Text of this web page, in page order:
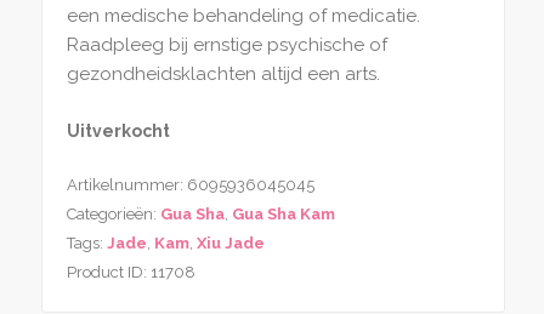
een medische behandeling of medicatie.
Raadpleeg bij ernstige psychische of
gezondheidsklachten altijd een arts.
Uitverkocht
Artikelnummer: 6095936045045
Categorieën: Gua Sha, Gua Sha Kam
Tags: Jade Kam, Xiu Jade
Product ID: 11708